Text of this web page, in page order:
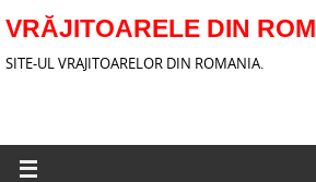
VRĂJITOARELE DIN
SITE-UL VRAJITOARELOR DIN ROMANIA.